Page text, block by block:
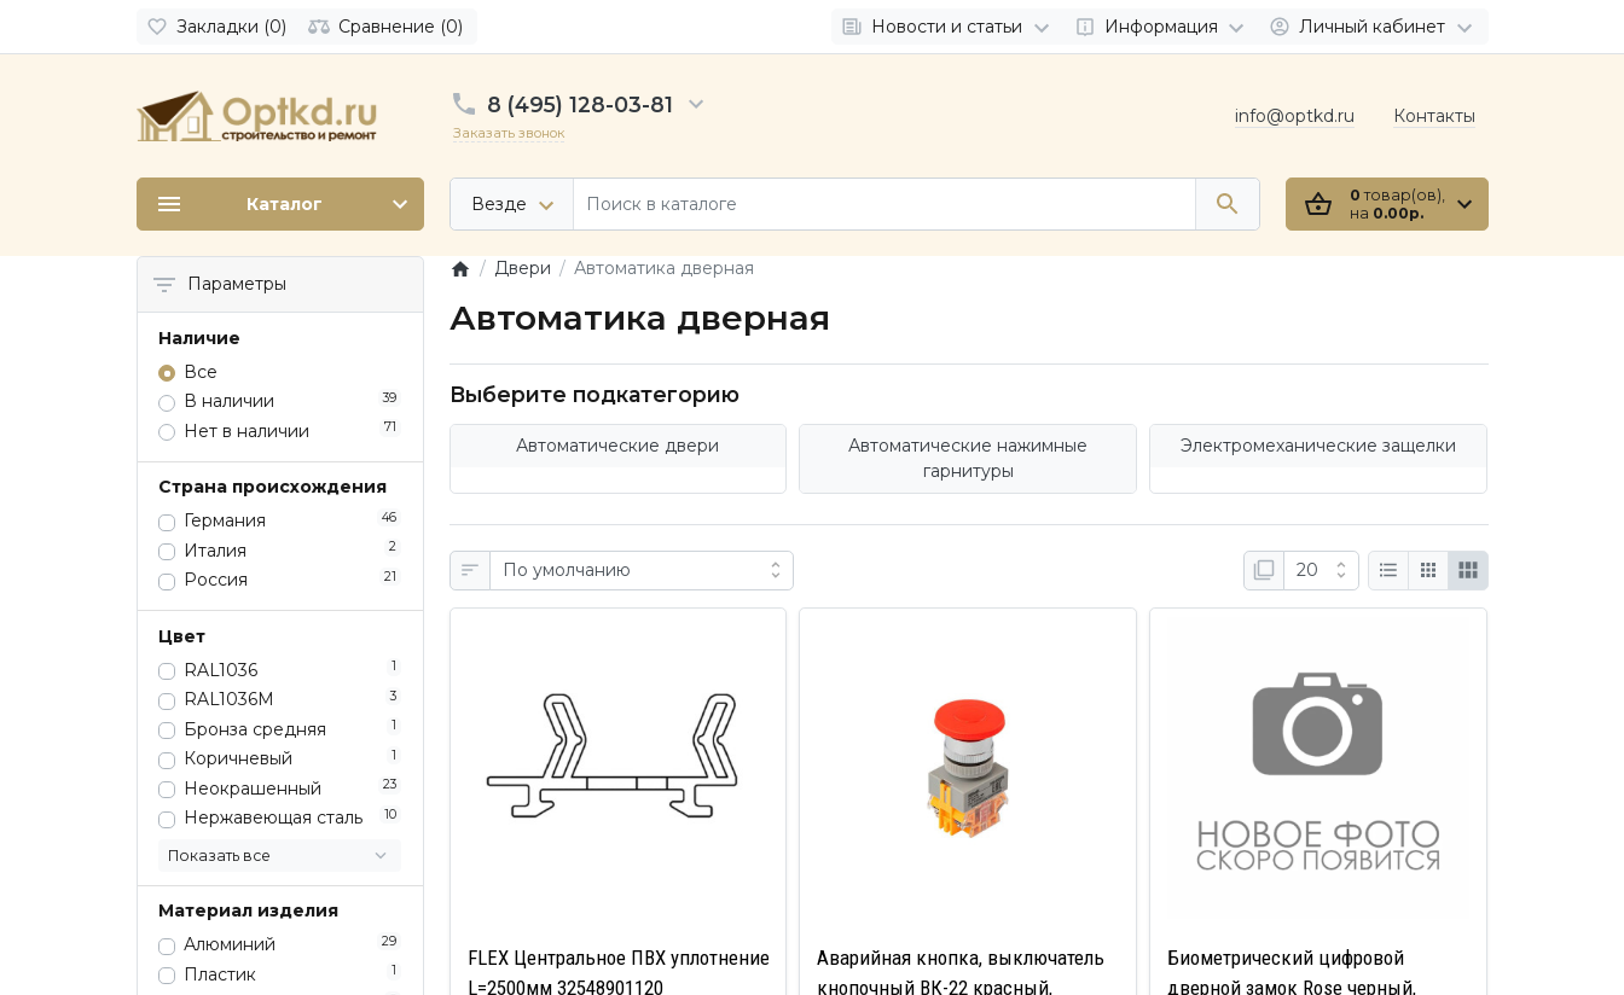
Закладки (0) Сравнение (0) Новости и статьи Информация Личный кабинет
8 (495) 128-03-81
Заказать звонок
Везде
info@optkd.ru Контакты
0 товар(ов),
на 0.00р.
Каталог
Параметры
Наличие
Все
В наличии
39
Нет в наличии 71
Страна происхождения
Германия
46
Италия 2
Россия 21
Цвет
RAL1036
1
RAL1036M 3
Бронза средняя 1
Коричневый 1
Неокрашенный 23
Нержавеющая сталь 10
Показать все
Материал изделия
Алюминий
29
Пластик 1
Двери Автоматика дверная
Автоматика дверная
Выберите подкатегорию
Автоматические двери
Автоматические нажимные
гарнитуры
Электромеханические защелки
FLEX Центральное ПВХ уплотнение
L=2500мм 32548901120
Аварийная кнопка, выключатель
кнопочный ВК-22 красный,
Биометрический цифровой
дверной замок Rose черный,